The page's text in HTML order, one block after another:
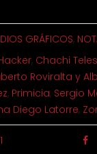
GRÁFICOS,
, Chachi
Roviralta y
, Primicia, Sergio
Diego Latorre,
1